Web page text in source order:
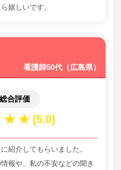
嬉しいです。
看護師50代（広島県）
合評価
紹介してもらいました。
報や、私の不安などの聞き